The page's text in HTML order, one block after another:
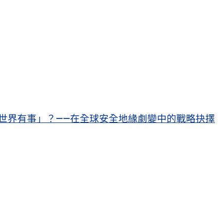
界有事」？——在全球安全地緣劇變中的戰略抉擇